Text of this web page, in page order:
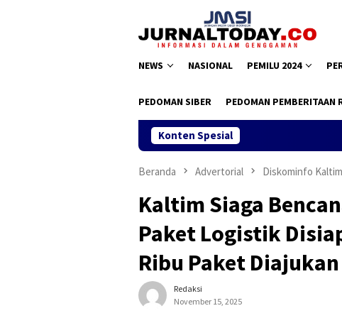
NEWS NASIONAL PEMILU 2024
PEDOMAN SIBER PEDOMAN PEMBERITAAN
Konten Spesial
Beranda Advertorial Diskominfo Kaltim
Kaltim Siaga
Paket Logistik
Ribu Paket
Redaksi
November 15, 2025